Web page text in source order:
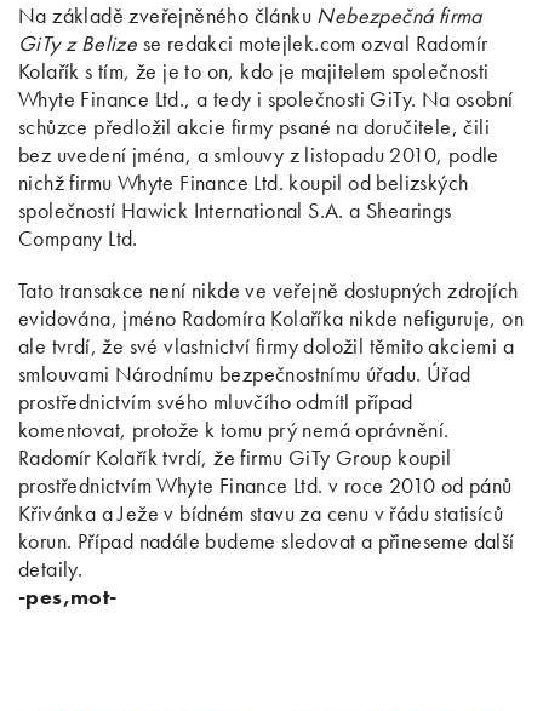
Na základě zveřejněného článku Nebezpečná firma
GiTy z Belize se redakci motejlek.com ozval Radomír
Kolařík s tím, že je to on, kdo je majitelem společnosti
Whyte Finance Ltd., a tedy i společnosti GiTy. Na osobní
schůzce předložil akcie firmy psané na doručitele, čili
bez uvedení jména, a smlouvy z listopadu 2010, podle
nichž firmu Whyte Finance Ltd. koupil od belizských
společností Hawick International S.A. a Shearings
Company Ltd.
Tato transakce není nikde ve veřejně dostupných zdrojích
evidována, jméno Radomíra Kolaříka nikde nefiguruje, on
ale tvrdí, že své vlastnictví firmy doložil těmito akciemi a
smlouvami Národnímu bezpečnostnímu úřadu. Úřad
prostřednictvím svého mluvčího odmítl případ
komentovat, protože k tomu prý nemá oprávnění.
Radomír Kolařík tvrdí, že firmu GiTy Group koupil
prostřednictvím Whyte Finance Ltd. v roce 2010 od pánů
Křivánka a Ježe v bídném stavu za cenu v řádu statisíců
korun. Případ nadále budeme sledovat a přineseme další
detaily.
-pes,mot-